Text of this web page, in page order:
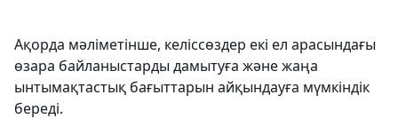
Ақорда мәліметінше, келіссөздер екі ел арасындағы
өзара байланыстарды дамытуға және жаңа
ынтымақтастық бағыттарын айқындауға мүмкіндік
береді.